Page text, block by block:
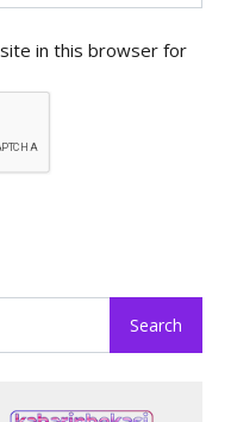
in this browser for